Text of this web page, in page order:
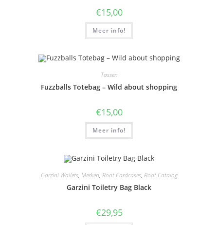
€15,00
Meer info!
Tassen
Fuzzballs Totebag – Wild about shopping
€15,00
Meer info!
Garzini Wallets, Merken, Root Cardcases, Root Catalog
Garzini Toiletry Bag Black
€29,95